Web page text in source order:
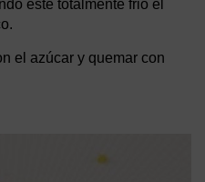
esté totalmente frio el
el azúcar y quemar con